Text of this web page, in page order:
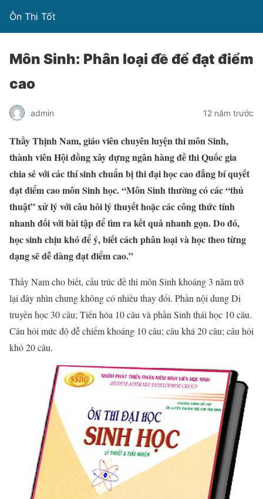
Ôn Thi Tốt
Môn Sinh: Phân loại đề để đạt điểm
cao
admin 12 năm trước
Thầy Thịnh Nam, giáo viên chuyên luyện thi môn Sinh,
thành viên Hội đồng xây dựng ngân hàng đề thi Quốc gia
chia sẻ với các thí sinh chuẩn bị thi đại học cao đẳng bí quyết
đạt điểm cao môn Sinh học. “Môn Sinh thường có các “thủ
thuật” xử lý với câu hỏi lý thuyết hoặc các công thức tính
nhanh đối với bài tập để tìm ra kết quả nhanh gọn. Do đó,
học sinh chịu khó để ý, biết cách phân loại và học theo từng
dạng sẽ dễ dàng đạt điểm cao.”
Thầy Nam cho biết, cấu trúc đề thi môn Sinh khoảng 3 năm trở
lại đây nhìn chung không có nhiều thay đổi. Phần nội dung Di
truyền học 30 câu; Tiến hóa 10 câu và phần Sinh thái học 10 câu.
Câu hỏi mức độ dễ chiếm khoảng 10 câu; câu khá 20 câu; câu hỏi
khó 20 câu.